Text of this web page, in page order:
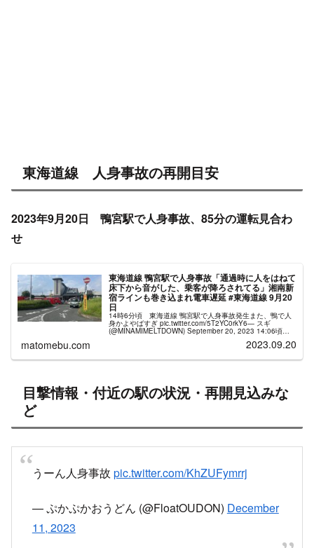
東海道線 人身事故の再開目安
2023年9月20日 鴨宮駅で人身事故、85分の運転見合わ
せ
東海道線 鴨宮駅で人身事故「通過時に人をはねて
床下から音がした、乗客が降ろされてる」湘南新
宿ラインも巻き込まれ電車遅延 #東海道線 9月20
日
14時6分頃 東海道線 鴨宮駅で人身事故発生また、鴨で人
身かよやばすぎ pic.twitter.com/5T2YC0rkY6— スギ
(@MINAMIMELTDOWN) September 20, 2023 14:06頃、
鴨宮駅で発生した人...
matomebu.com 2023.09.20
目撃情報・付近の駅の状況・再開見込みな
ど
うーん人身事故 pic.twitter.com/KhZUFymrrj
— ぷかぷかおうどん (@FloatOUDON) December
11, 2023